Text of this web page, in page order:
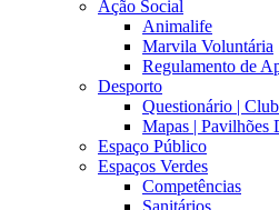
Ação Social
Animalife
Marvila Voluntária
Regulamento de
Desporto
Questionário |
Mapas | Pavilhões
Espaço Público
Espaços Verdes
Competências
Sanitários